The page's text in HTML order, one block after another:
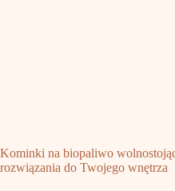
Kominki na biopaliwo
rozwiązania do Twojego wnętrza